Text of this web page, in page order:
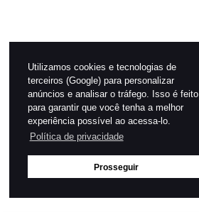
Utilizamos cookies e tecnologias de
terceiros (Google) para personalizar
anúncios e analisar o tráfego. Isso é feito
para garantir que você tenha a melhor
experiência possível ao acessa-lo.
Política de privacidade
Prosseguir